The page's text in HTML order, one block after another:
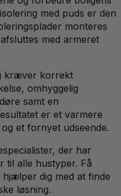
med puds er den
monteres
med armeret
kræver korrekt
omhyggelig
samt en
er et varmere
et fornyet udseende.
der har
til alle hustyper. Få
hjælper dig med at finde
løsning.